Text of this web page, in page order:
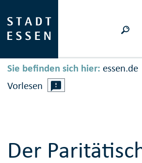
Sie befinden sich hier: essen.de
Vorlesen
Der